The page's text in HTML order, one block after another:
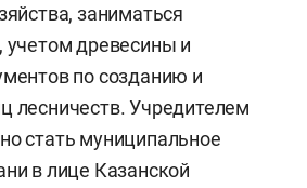
заниматься
учетом древесины и
по созданию и
лесничеств. Учредителем
стать муниципальное
в лице Казанской